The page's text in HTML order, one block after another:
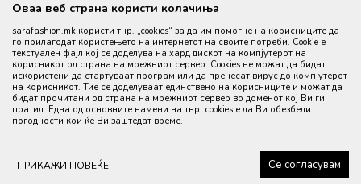
КОД НА АКТИВНОСТ
47.51
Настојуваме да бидеме што попрецизни во описот на производите,
прикажување на слики и цени, но не можеме да гарантираме дека сите
информации се комплетни и без грешка. Сите производи се дел од
нашата понуда, но не се подразбира дека мора да се достапни во
секој момент.
Оваа веб страна користи колачиња
sarafashion.mk користи тнр. „cookies“ за да им помогне на корисниците да
го прилагодат користењето на интернетот на своите потреби. Cookie е
текстуален фајл кој се доделува на хард дискот на компјутерот на
корисникот од страна на мрежниот сервер. Cookies не можат да бидат
искористени да стартуваат програм или да пренесат вирус до компјутерот
на корисникот. Тие се доделуваат единствено на корисниците и можат да
бидат прочитани од страна на мрежниот сервер во доменот кој Ви ги
пратил. Една од основните намени на тнр. сookies е да Ви обезбеди
погодности кои ќе Ви заштедат време.
ПРИКАЖИ ПОВЕЌЕ Се согласувам